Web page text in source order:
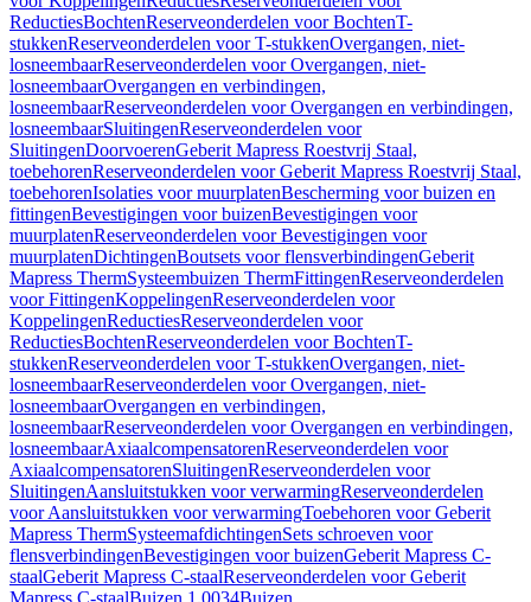
ReductiesBochtenReserveonderdelen voor BochtenT-
stukkenReserveonderdelen voor T-stukkenOvergangen, niet-
losneembaarReserveonderdelen voor Overgangen, niet-
losneembaarOvergangen en verbindingen,
losneembaarReserveonderdelen voor Overgangen en verbindingen,
losneembaarSluitingenReserveonderdelen voor
SluitingenDoorvoerenGeberit Mapress Roestvrij Staal,
toebehorenReserveonderdelen voor Geberit Mapress Roestvrij Staal,
toebehorenIsolaties voor muurplatenBescherming voor buizen en
fittingenBevestigingen voor buizenBevestigingen voor
muurplatenReserveonderdelen voor Bevestigingen voor
muurplatenDichtingenBoutsets voor flensverbindingenGeberit
Mapress ThermSysteembuizen ThermFittingenReserveonderdelen
voor FittingenKoppelingenReserveonderdelen voor
KoppelingenReductiesReserveonderdelen voor
ReductiesBochtenReserveonderdelen voor BochtenT-
stukkenReserveonderdelen voor T-stukkenOvergangen, niet-
losneembaarReserveonderdelen voor Overgangen, niet-
losneembaarOvergangen en verbindingen,
losneembaarReserveonderdelen voor Overgangen en verbindingen,
losneembaarAxiaalcompensatorenReserveonderdelen voor
AxiaalcompensatorenSluitingenReserveonderdelen voor
SluitingenAansluitstukken voor verwarmingReserveonderdelen
voor Aansluitstukken voor verwarmingToebehoren voor Geberit
Mapress ThermSysteemafdichtingenSets schroeven voor
flensverbindingenBevestigingen voor buizenGeberit Mapress C-
staalGeberit Mapress C-staalReserveonderdelen voor Geberit
Mapress C-staalBuizen 1.0034Buizen